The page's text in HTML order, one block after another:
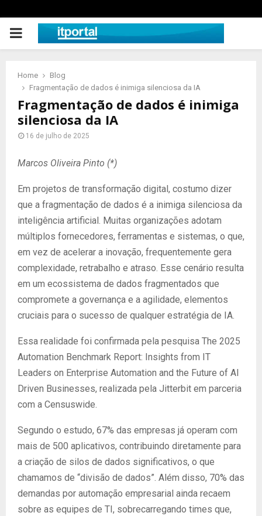
PRIMARY
Home
Blog
Fragmentação de dados é inimiga silenciosa da IA
Fragmentação de dados é inimiga
silenciosa da IA
16 de julho de 2025
Marcos Oliveira Pinto (*)
Em projetos de transformação digital, costumo dizer
que a fragmentação de dados é a inimiga silenciosa da
inteligência artificial. Muitas organizações adotam
múltiplos fornecedores, ferramentas e sistemas, o que,
em vez de acelerar a inovação, frequentemente gera
complexidade, retrabalho e atraso. Esse cenário resulta
em um ecossistema de dados fragmentados que
compromete a governança e a agilidade, elementos
cruciais para o sucesso de qualquer estratégia de IA.
Essa realidade foi confirmada pela pesquisa The 2025
Automation Benchmark Report: Insights from IT
Leaders on Enterprise Automation and the Future of AI
Driven Businesses, realizada pela Jitterbit em parceria
com a Censuswide.
Segundo o estudo, 67% das empresas já operam com
mais de 500 aplicativos, contribuindo diretamente para
a criação de silos de dados significativos, o que
chamamos de “divisão de dados”. Além disso, 70% das
demandas por automação empresarial ainda recaem
sobre as equipes de TI, sobrecarregando times que,